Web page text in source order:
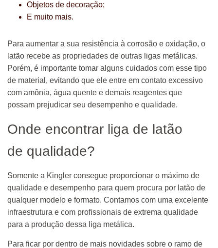
Objetos de decoração;
E muito mais.
Para aumentar a sua resistência à corrosão e oxidação, o
latão recebe as propriedades de outras ligas metálicas.
Porém, é importante tomar alguns cuidados com esse tipo
de material, evitando que ele entre em contato excessivo
com amônia, água quente e demais reagentes que
possam prejudicar seu desempenho e qualidade.
Onde encontrar liga de latão
de qualidade?
Somente a Kingler consegue proporcionar o máximo de
qualidade e desempenho para quem procura por latão de
qualquer modelo e formato. Contamos com uma excelente
infraestrutura e com profissionais de extrema qualidade
para a produção dessa liga metálica.
Para ficar por dentro de mais novidades sobre o ramo de